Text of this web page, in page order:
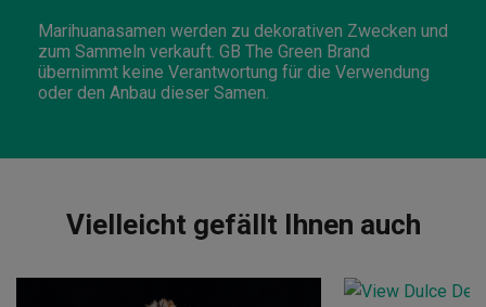
Marihuanasamen werden zu dekorativen Zwecken und
zum Sammeln verkauft. GB The Green Brand
übernimmt keine Verantwortung für die Verwendung
oder den Anbau dieser Samen.
Vielleicht gefällt Ihnen auch